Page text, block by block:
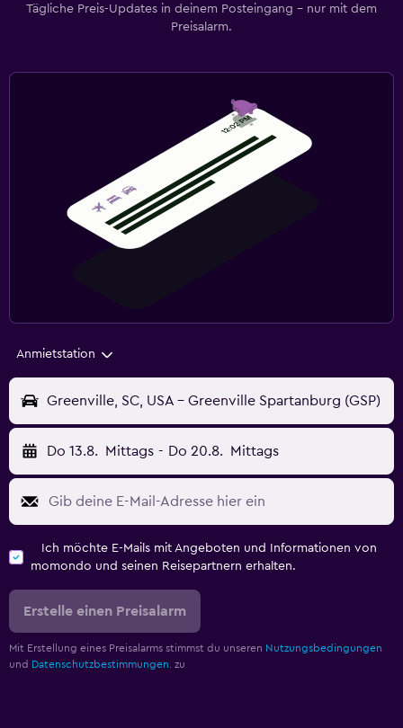
Tägliche Preis-Updates in deinem Posteingang – nur mit dem
Preisalarm.
Anmietstation
Greenville, SC, USA - Greenville Spartanburg (GSP)
Do 13.8. Mittags - Do 20.8. Mittags
Ich möchte E-Mails mit Angeboten und Informationen von
momondo und seinen Reisepartnern erhalten.
Erstelle einen Preisalarm
Mit Erstellung eines Preisalarms stimmst du unseren Nutzungsbedingungen
und Datenschutzbestimmungen. zu